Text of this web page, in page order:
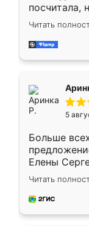
посчитала,
Замерщик
делу со
за день,
Читать
5
Больше
Елены
короткие
для замера
предложил
Читать